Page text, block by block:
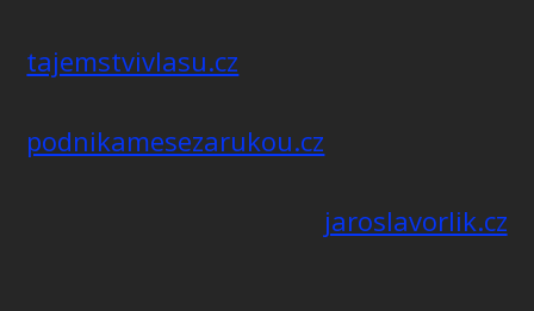
tajemstvivlasu.cz
podnikamesezarukou.cz
jaroslavorlik.cz